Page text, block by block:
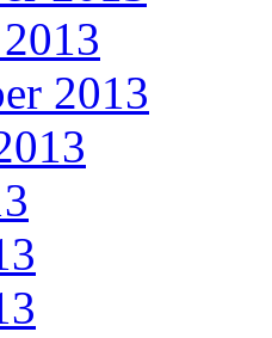
2013